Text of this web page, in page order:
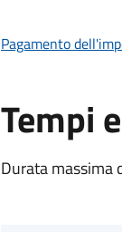
Pagamento
Tempi
Durata massima